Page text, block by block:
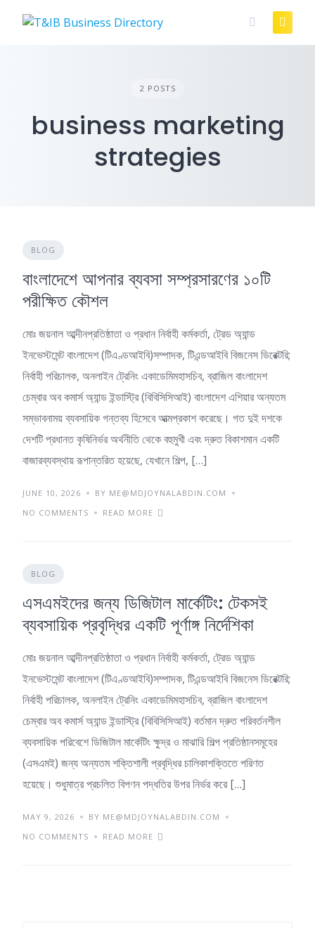
2 POSTS
business marketing
strategies
BLOG
বাংলাদেশে আপনার ব্যবসা সম্প্রসারণের ১০টি
পরীক্ষিত কৌশল
মোঃ জয়নাল আব্দীনপ্রতিষ্ঠাতা ও প্রধান নির্বাহী কর্মকর্তা, ট্রেড অ্যান্ড
ইনভেস্টমেন্ট বাংলাদেশ (টিএণ্ডআইবি)সম্পাদক, টিএন্ডআইবি বিজনেস ডিরেক্টরি;
নির্বাহী পরিচালক, অনলাইন ট্রেনিং একাডেমিমহাসচিব, ব্রাজিল বাংলাদেশ
চেম্বার অব কমার্স অ্যান্ড ইন্ডাস্ট্রি (বিবিসিসিআই) বাংলাদেশ এশিয়ার অন্যতম
সম্ভাবনাময় ব্যবসায়িক গন্তব্য হিসেবে আত্মপ্রকাশ করেছে। গত দুই দশকে
দেশটি প্রধানত কৃষিনির্ভর অর্থনীতি থেকে বহুমুখী এবং দ্রুত বিকাশমান একটি
বাজারব্যবস্থায় রূপান্তরিত হয়েছে, যেখানে শিল্প, […]
JUNE 10, 2026
BY ME@MDJOYNALABDIN.COM
NO COMMENTS
READ MORE
BLOG
এসএমইদের জন্য ডিজিটাল মার্কেটিং: টেকসই
ব্যবসায়িক প্রবৃদ্ধির একটি পূর্ণাঙ্গ নির্দেশিকা
মোঃ জয়নাল আব্দীনপ্রতিষ্ঠাতা ও প্রধান নির্বাহী কর্মকর্তা, ট্রেড অ্যান্ড
ইনভেস্টমেন্ট বাংলাদেশ (টিএণ্ডআইবি)সম্পাদক, টিএন্ডআইবি বিজনেস ডিরেক্টরি;
নির্বাহী পরিচালক, অনলাইন ট্রেনিং একাডেমিমহাসচিব, ব্রাজিল বাংলাদেশ
চেম্বার অব কমার্স অ্যান্ড ইন্ডাস্ট্রি (বিবিসিসিআই) বর্তমান দ্রুত পরিবর্তনশীল
ব্যবসায়িক পরিবেশে ডিজিটাল মার্কেটিং ক্ষুদ্র ও মাঝারি শিল্প প্রতিষ্ঠানসমূহের
(এসএমই) জন্য অন্যতম শক্তিশালী প্রবৃদ্ধির চালিকাশক্তিতে পরিণত
হয়েছে। শুধুমাত্র প্রচলিত বিপণন পদ্ধতির উপর নির্ভর করে […]
MAY 9, 2026
BY ME@MDJOYNALABDIN.COM
NO COMMENTS
READ MORE